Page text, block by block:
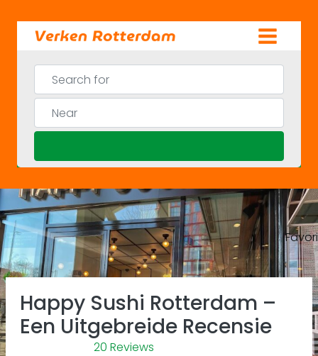
content
Search for
Near
Previous
Happy Sushi Rotterdam –
Een Uitgebreide Recensie
20 Reviews